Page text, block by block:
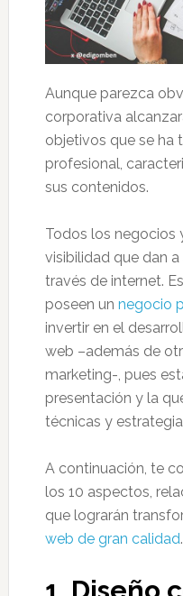
Aunque parezca
corporativa
objetivos que se ha
profesional,
sus contenidos.
Todos los negocios
visibilidad que dan
través de internet.
poseen un negocio
invertir en el
web –además de
marketing-, pues
presentación y la
técnicas y
A continuación, te
los 10 aspectos,
que lograrán
web de gran calidad.